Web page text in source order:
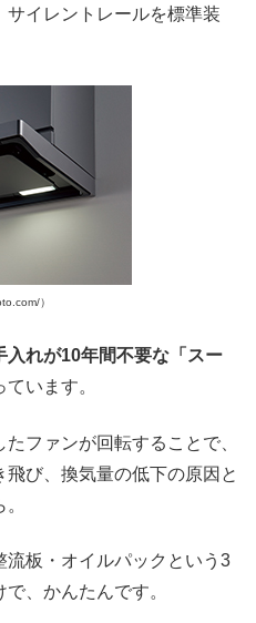
イレントレールを標準装
）
入れが10年間不要な「スー
ています。
ファンが回転することで、
び、換気量の低下の原因と
板・オイルパックという3
、かんたんです。